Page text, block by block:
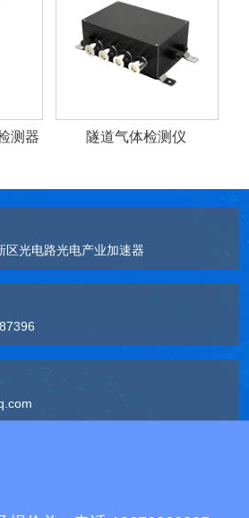
测器 隧道气体检测仪
区光电路光电产业加速器